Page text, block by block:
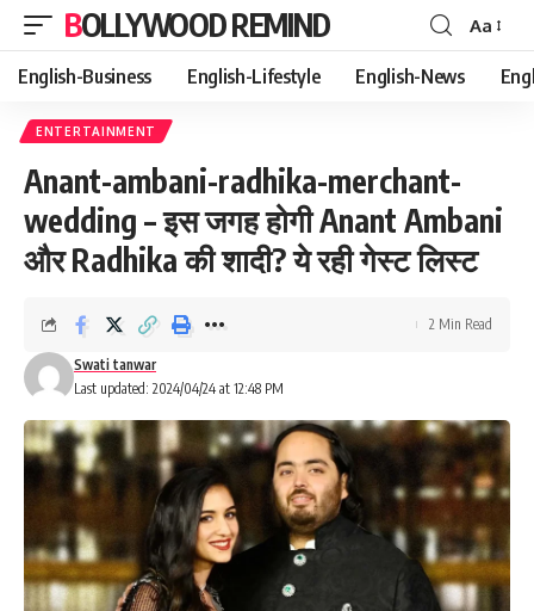
BOLLYWOOD REMIND
Font
Resizer
Aa
English-Business English-Lifestyle English-News
ENTERTAINMENT
Anant-ambani-radhika-merchant-
wedding – इस जगह होगी Anant Ambani
और Radhika की शादी? ये रही गेस्ट लिस्ट
Last updated: 2024/04/24 at 12:48 PM
Swati tanwar
2 Min Read